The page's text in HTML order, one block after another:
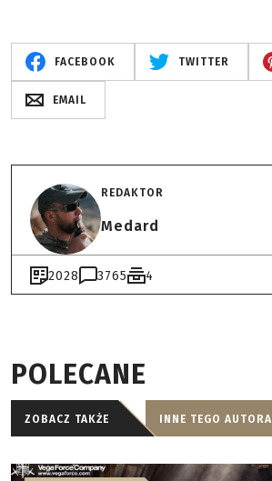
FACEBOOK TWITTER
EMAIL
REDAKTOR
Medard
2028 3765 4
POLECANE
ZOBACZ TAKŻE INNE TEGO AUTORA